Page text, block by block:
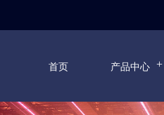
首页 产品中心